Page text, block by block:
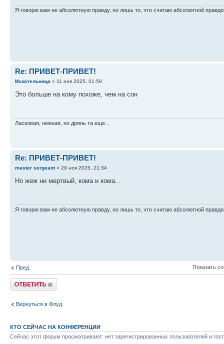
Я говорю вам не абсолютную правду, но лишь то, что считаю абсолютной
Re: ПРИВЕТ-ПРИВЕТ!
Искательница » 11 ноя 2025, 01:59
Это больше на кому похоже, чем на сон
Ласковая, нежная, но дрянь та еще...
Re: ПРИВЕТ-ПРИВЕТ!
master sergeant» 29 ноя 2025, 21:34
Но жеж ни мертвый, кома и кома...
Я говорю вам не абсолютную правду, но лишь то, что считаю абсолютной
Пред. Показать
Ответить
Вернуться в Флуд
КТО СЕЙЧАС НА КОНФЕРЕНЦИИ
Сейчас этот форум просматривают: нет зарегистрированных пользователей и